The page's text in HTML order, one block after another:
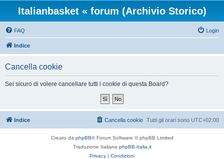
Italianbasket « forum (Archivio Storico)
FAQ Login
Indice
Cancella cookie
Sei sicuro di volere cancellare tutti i cookie di questa Board?
Indice Tutti gli orari sono UTC+02:00
Cancella cookie
Creato da phpBB® Forum Software © phpBB Limited
Traduzione Italiana phpBB-Italia.it
Privacy | Condizioni